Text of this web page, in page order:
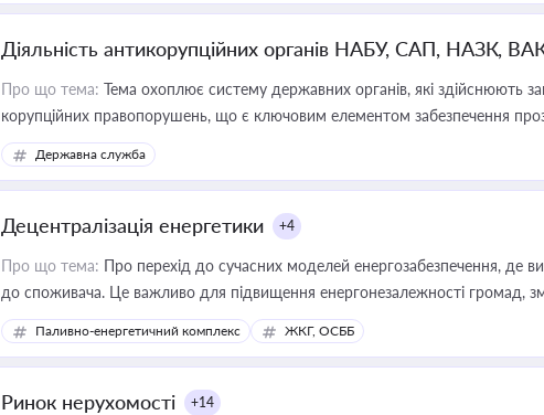
Діяльність антикорупційних органів НАБУ, САП, НАЗК,
Про що тема: Тема охоплює систему державних органів, які здійснюють
корупційних правопорушень, що є ключовим елементом забезпечення
та бізнесі
Державна служба
Децентралізація енергетики +4
Про що тема: Про перехід до сучасних моделей енергозабезпечення, де
до споживача. Це важливо для підвищення енергонезалежності громад,
стимулювання розвитку відновлюваних джерел
Паливно-енергетичний комплекс ЖКГ, ОСББ
Ринок нерухомості +14